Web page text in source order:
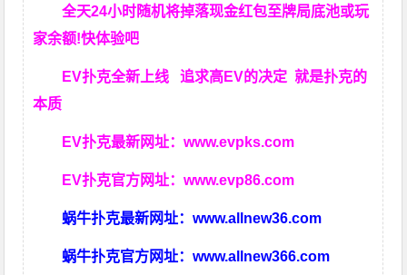
全天24小时随机将掉落现金红包至牌局底池或玩
家余额!快体验吧
EV扑克全新上线 追求高EV的决定就是扑克的
本质
EV扑克最新网址：www.evpks.com
EV扑克官方网址：www.evp86.com
蜗牛扑克最新网址：www.allnew36.com
蜗牛扑克官方网址：www.allnew366.com